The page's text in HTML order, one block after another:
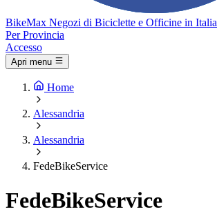
BikeMax Negozi di Biciclette e Officine in Italia
Per Provincia
Accesso
Apri menu
Home
Alessandria
Alessandria
FedeBikeService
FedeBikeService